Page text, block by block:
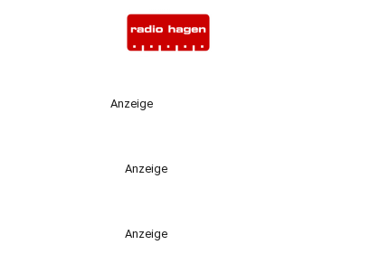
Anzeige
Anzeige
Anzeige